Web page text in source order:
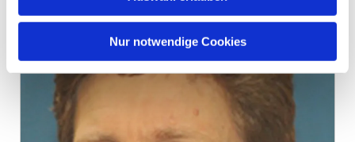
Nur notwendige Cookies